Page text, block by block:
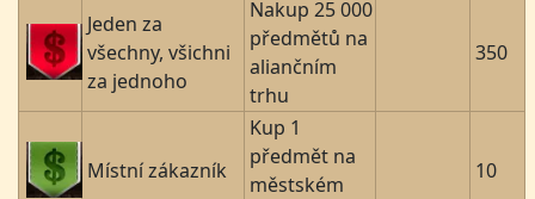
Jeden za
všechny, všichni
za jednoho
Nakup 25 000
předmětů na
aliančním
trhu
350
Místní zákazník
Kup 1
předmět na
městském
10